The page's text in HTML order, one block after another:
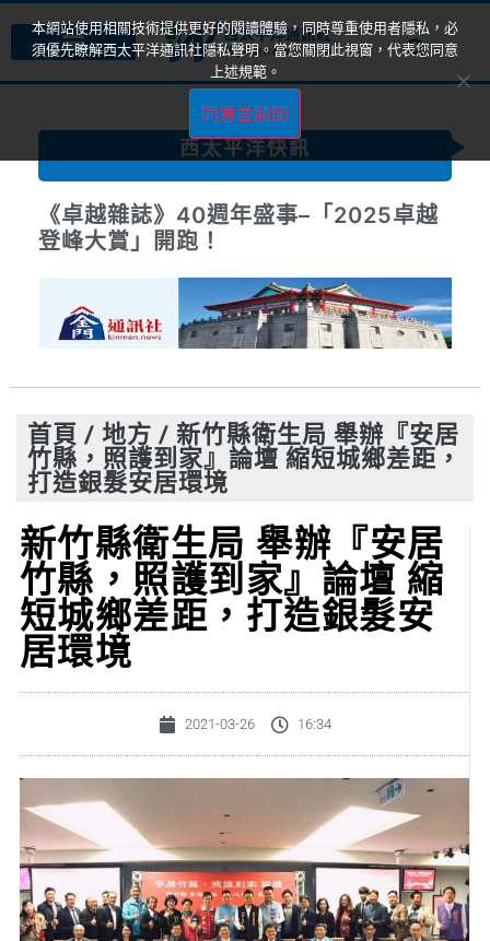
西太平洋快訊
《卓越雜誌》40週年盛事–「2025卓越
登峰大賞」開跑！
首頁 / 地方 / 新竹縣衛生局 舉辦『安居
竹縣，照護到家』論壇 縮短城鄉差距，
打造銀髮安居環境
新竹縣衛生局 舉辦『安居
竹縣，照護到家』論壇 縮
短城鄉差距，打造銀髮安
居環境
2021-03-26 16:34
本網站使用相關技術提供更好的閱讀體驗，同時尊重使用者隱私，必
須優先瞭解西太平洋通訊社隱私聲明。當您關閉此視窗，代表您同意
上述規範。
同意並關閉